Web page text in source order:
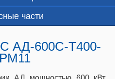
части
АД-600С-Т400-